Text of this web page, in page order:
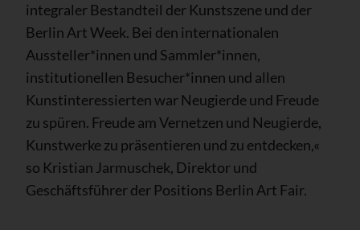
integraler Bestandteil der Kunstszene und der
Berlin Art Week. Bei den internationalen
Aussteller*innen und Sammler*innen,
institutionellen Besucher*innen und allen
Kunstinteressierten war Neugierde und Freude
zu spüren. Freude am Vernetzen und Neugierde,
Kunstwerke zu präsentieren und zu entdecken,«
so Kristian Jarmuschek, Direktor und
Geschäftsführer der Positions Berlin Art Fair.